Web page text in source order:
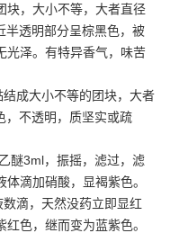
，大小不等，大者直径
半透明部分呈棕黑色，被
光泽。有特异香气，味苦
成大小不等的团块，大者
，不透明，质坚实或疏
醚3ml，振摇，滤过，滤
滴加硝酸，显褐紫色。
滴，天然没药立即显红
色，继而变为蓝紫色。